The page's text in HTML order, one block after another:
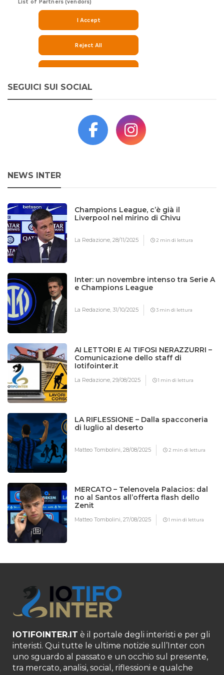
SEGUICI SUI SOCIAL
NEWS INTER
Champions League, c’è già il
Liverpool nel mirino di Chivu
La Redazione,28/11/2025 2 min di lettura
Inter: un novembre intenso tra Serie A
e Champions League
La Redazione,31/10/2025 3 min di lettura
AI LETTORI E AI TIFOSI NERAZZURRI –
Comunicazione dello staff di
Iotifointer.it
La Redazione,29/08/2025 1 min di lettura
LA RIFLESSIONE – Dalla spacconeria
di luglio al deserto
Matteo Tombolini,28/08/2025 2 min di lettura
MERCATO – Telenovela Palacios: dal
no al Santos all’offerta flash dello
Zenit
Matteo Tombolini,27/08/2025 1 min di lettura
IOTIFOINTER.IT è il portale degli interisti e per gli
interisti. Qui tutte le ultime notizie sull’Inter con
uno sguardo al passato e un occhio sul presente,
tra mercato, analisi, social, riflessioni e qualche